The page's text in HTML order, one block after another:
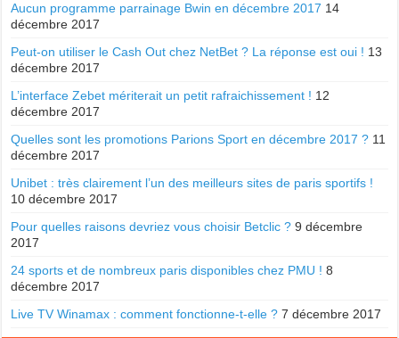
Aucun programme parrainage Bwin en décembre 2017 14
décembre 2017
Peut-on utiliser le Cash Out chez NetBet ? La réponse est oui ! 13
décembre 2017
L’interface Zebet mériterait un petit rafraichissement ! 12
décembre 2017
Quelles sont les promotions Parions Sport en décembre 2017 ? 11
décembre 2017
Unibet : très clairement l’un des meilleurs sites de paris sportifs !
10 décembre 2017
Pour quelles raisons devriez vous choisir Betclic ? 9 décembre
2017
24 sports et de nombreux paris disponibles chez PMU ! 8
décembre 2017
Live TV Winamax : comment fonctionne-t-elle ? 7 décembre 2017